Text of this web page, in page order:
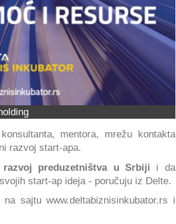
mentora, mrežu kontakta
razvoj start-apa.
preduzetništva u Srbiji i da
start-ap ideja - poručuju iz Delte.
sajtu www.deltabiznisinkubator.rs i